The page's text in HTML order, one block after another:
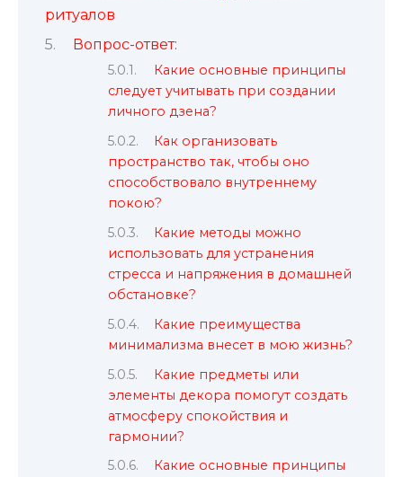
ритуалов
Вопрос-ответ:
Какие основные принципы
следует учитывать при создании
личного дзена?
Как организовать
пространство так, чтобы оно
способствовало внутреннему
покою?
Какие методы можно
использовать для устранения
стресса и напряжения в домашней
обстановке?
Какие преимущества
минимализма внесет в мою жизнь?
Какие предметы или
элементы декора помогут создать
атмосферу спокойствия и
гармонии?
Какие основные принципы